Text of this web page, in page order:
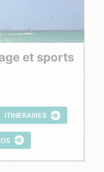
ITINÉRAIRES